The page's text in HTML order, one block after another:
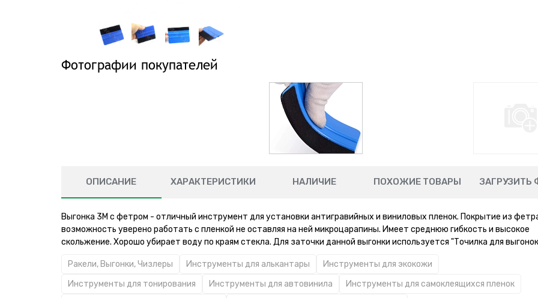
Фотографии покупателей
ОПИСАНИЕ ХАРАКТЕРИСТИКИ НАЛИЧИЕ ПОХОЖИЕ ТОВАРЫ ЗАГРУЗИТЬ
Выгонка 3М с фетром - отличный инструмент для установки антигравийных и виниловых пленок. Покрытие из
возможность уверено работать с пленкой не оставляя на ней микроцарапины. Имеет среднюю гибкость и высокое
скольжение. Хорошо убирает воду по краям стекла. Для заточки данной выгонки используется "Точилка для
Ракели, Выгонки, Чизлеры Инструменты для алькантары
Инструменты для экокожи
Инструменты для тонирования
Инструменты для автовинила
Инструменты для самоклеящихся пленок